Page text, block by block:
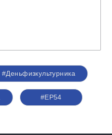
#Деньфизкультурника
#ЕР54